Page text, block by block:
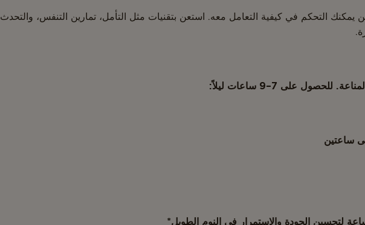
يمكنك التحكم في كيفية التعامل معه. استعن بتقنيات مثل التأمل، تمارين التنفس، والتحدث
على 7–9 ساعات ليلاً:
ساعتين
لتحسين الجودة والاستمرار في النوم الطويل*